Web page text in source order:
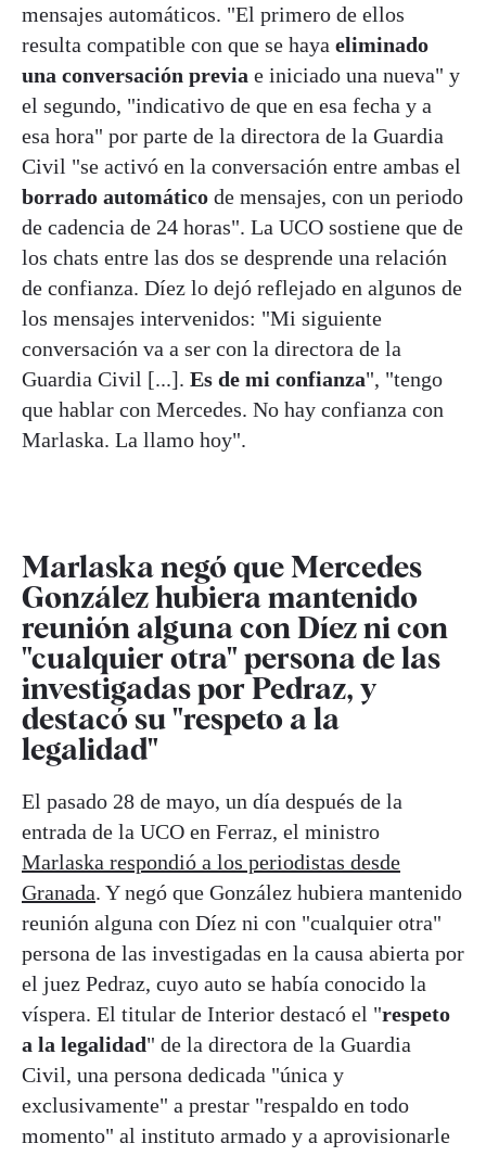
mensajes automáticos. "El primero de ellos
resulta compatible con que se haya eliminado
una conversación previa e iniciado una nueva" y
el segundo, "indicativo de que en esa fecha y a
esa hora" por parte de la directora de la Guardia
Civil "se activó en la conversación entre ambas el
borrado automático de mensajes, con un periodo
de cadencia de 24 horas". La UCO sostiene que de
los chats entre las dos se desprende una relación
de confianza. Díez lo dejó reflejado en algunos de
los mensajes intervenidos: "Mi siguiente
conversación va a ser con la directora de la
Guardia Civil [...]. Es de mi confianza", "tengo
que hablar con Mercedes. No hay confianza con
Marlaska. La llamo hoy".
Marlaska negó que Mercedes
González hubiera mantenido
reunión alguna con Díez ni con
"cualquier otra" persona de las
investigadas por Pedraz, y
destacó su "respeto a la
legalidad"
El pasado 28 de mayo, un día después de la
entrada de la UCO en Ferraz, el ministro
Marlaska respondió a los periodistas desde
Granada. Y negó que González hubiera mantenido
reunión alguna con Díez ni con "cualquier otra"
persona de las investigadas en la causa abierta por
el juez Pedraz, cuyo auto se había conocido la
víspera. El titular de Interior destacó el "respeto
a la legalidad" de la directora de la Guardia
Civil, una persona dedicada "única y
exclusivamente" a prestar "respaldo en todo
momento" al instituto armado y a aprovisionarle